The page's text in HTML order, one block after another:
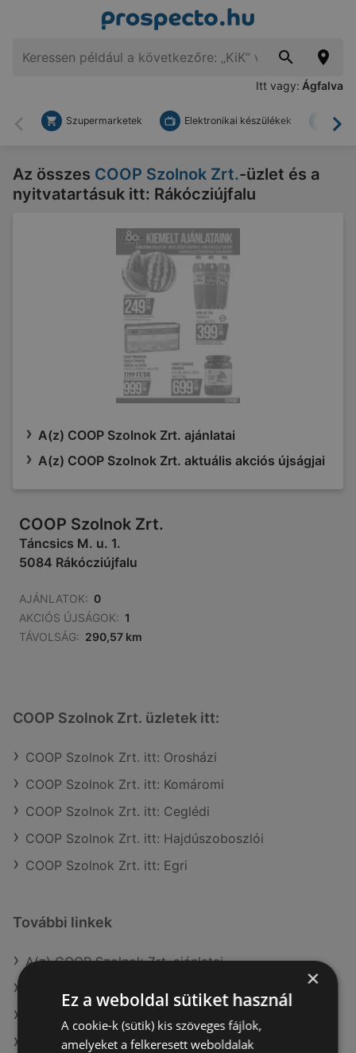
Itt vagy: Ágfalva
Vissza
Szupermarketek Elektronikai készülékek
Az összes COOP Szolnok Zrt.-üzlet és a
nyitvatartásuk itt: Rákócziújfalu
A(z) COOP Szolnok Zrt. ajánlatai
A(z) COOP Szolnok Zrt. aktuális akciós újságjai
COOP Szolnok Zrt.
Táncsics M. u. 1.
5084 Rákócziújfalu
AJÁNLATOK: 0
AKCIÓS ÚJSÁGOK: 1
TÁVOLSÁG: 290,57 km
COOP Szolnok Zrt. üzletek itt:
COOP Szolnok Zrt. itt: Orosházi
COOP Szolnok Zrt. itt: Komáromi
COOP Szolnok Zrt. itt: Ceglédi
COOP Szolnok Zrt. itt: Hajdúszoboszlói
COOP Szolnok Zrt. itt: Egri
További linkek
A(z) COOP Szolnok Zrt. ajánlatai
A(z) AlphaZoo aktuális akciós újságjai
×
Ez a weboldal sütiket használ
A cookie-k (sütik) kis szöveges fájlok,
amelyeket a felkeresett weboldalak